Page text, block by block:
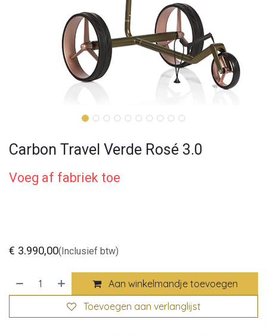
Carbon Travel Verde Rosé 3.0
Voeg af fabriek toe
€ 3.990,00(Inclusief btw)
Aan winkelmandje toevoegen
Toevoegen aan verlanglijst